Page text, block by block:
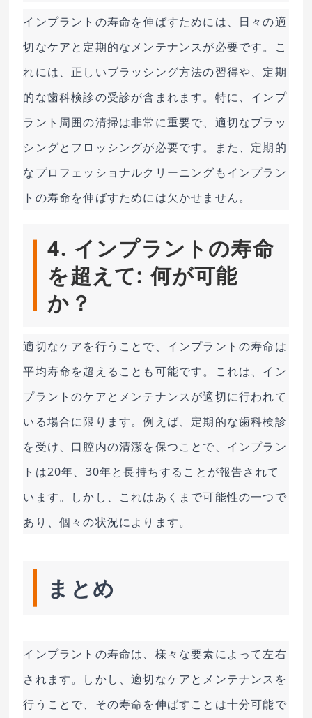
インプラントの寿命を伸ばすためには、日々の適
切なケアと定期的なメンテナンスが必要です。こ
れには、正しいブラッシング方法の習得や、定期
的な歯科検診の受診が含まれます。特に、インプ
ラント周囲の清掃は非常に重要で、適切なブラッ
シングとフロッシングが必要です。また、定期的
なプロフェッショナルクリーニングもインプラン
トの寿命を伸ばすためには欠かせません。
4. インプラントの寿命
を超えて: 何が可能
か？
適切なケアを行うことで、インプラントの寿命は
平均寿命を超えることも可能です。これは、イン
プラントのケアとメンテナンスが適切に行われて
いる場合に限ります。例えば、定期的な歯科検診
を受け、口腔内の清潔を保つことで、インプラン
トは20年、30年と長持ちすることが報告されて
います。しかし、これはあくまで可能性の一つで
あり、個々の状況によります。
まとめ
インプラントの寿命は、様々な要素によって左右
されます。しかし、適切なケアとメンテナンスを
行うことで、その寿命を伸ばすことは十分可能で